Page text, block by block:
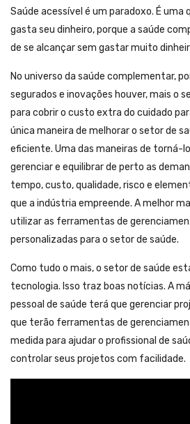
Saúde acessível é um paradoxo. É uma
gasta seu dinheiro, porque a saúde
de se alcançar sem gastar muito
No universo da saúde complementar,
segurados e inovações houver, mais o
para cobrir o custo extra do cuidado
única maneira de melhorar o setor de
eficiente. Uma das maneiras de torná-
gerenciar e equilibrar de perto as
tempo, custo, qualidade, risco e
que a indústria empreende. A melhor
utilizar as ferramentas de
personalizadas para o setor de saúde.
Como tudo o mais, o setor de saúde
tecnologia. Isso traz boas notícias. A
pessoal de saúde terá que gerenciar
que terão ferramentas de
medida para ajudar o profissional de
controlar seus projetos com facilidade.